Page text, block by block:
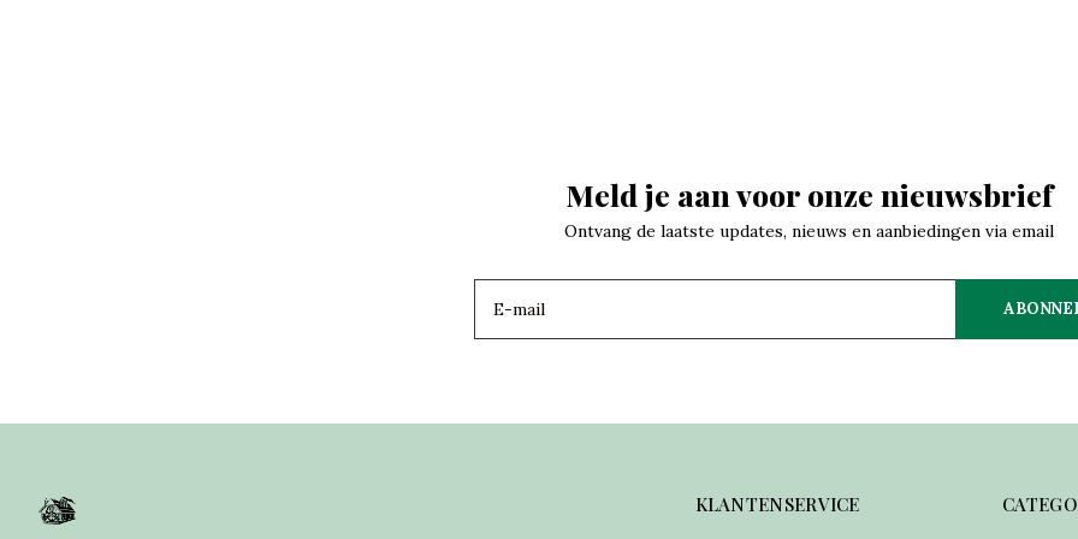
Meld je aan voor onze nieuwsbrief
Ontvang de laatste updates, nieuws en aanbiedingen via email
KLANTENSERVICE